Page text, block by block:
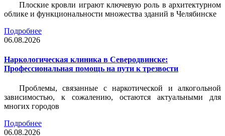
Плоские кровли играют ключевую роль в архитектурном
облике и функциональности множества зданий в Челябинске
Подробнее
06.08.2026
Наркологическая клиника в Северодвинске:
Профессиональная помощь на пути к трезвости
Проблемы, связанные с наркотической и алкогольной
зависимостью, к сожалению, остаются актуальными для
многих городов
Подробнее
06.08.2026